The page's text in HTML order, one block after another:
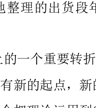
201X年是我人生旅途上的一个重要转折点，自从进入博
标。上海博达公司给了我一个把理论运用到实践的机会，在